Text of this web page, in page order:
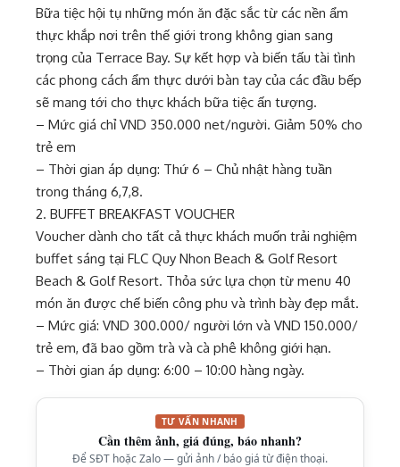
Bữa tiệc hội tụ những món ăn đặc sắc từ các nền ẩm
thực khắp nơi trên thế giới trong không gian sang
trọng của Terrace Bay. Sự kết hợp và biến tấu tài tình
các phong cách ẩm thực dưới bàn tay của các đầu bếp
sẽ mang tới cho thực khách bữa tiệc ấn tượng.
– Mức giá chỉ VND 350.000 net/người. Giảm 50% cho
trẻ em
– Thời gian áp dụng: Thứ 6 – Chủ nhật hàng tuần
trong tháng 6,7,8.
2. BUFFET BREAKFAST VOUCHER
Voucher dành cho tất cả thực khách muốn trải nghiệm
buffet sáng tại FLC Quy Nhon Beach & Golf Resort
Beach & Golf Resort. Thỏa sức lựa chọn từ menu 40
món ăn được chế biến công phu và trình bày đẹp mắt.
– Mức giá: VND 300.000/ người lớn và VND 150.000/
trẻ em, đã bao gồm trà và cà phê không giới hạn.
– Thời gian áp dụng: 6:00 – 10:00 hàng ngày.
TƯ VẤN NHANH
Cần thêm ảnh, giá đúng, báo nhanh?
Để SĐT hoặc Zalo — gửi ảnh / báo giá từ điện thoại.